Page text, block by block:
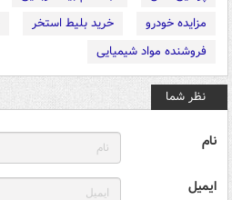
مزایده خودرو
خرید بلیط استخر
فروشنده مواد شیمیایی
نظر شما
نام
ایمیل